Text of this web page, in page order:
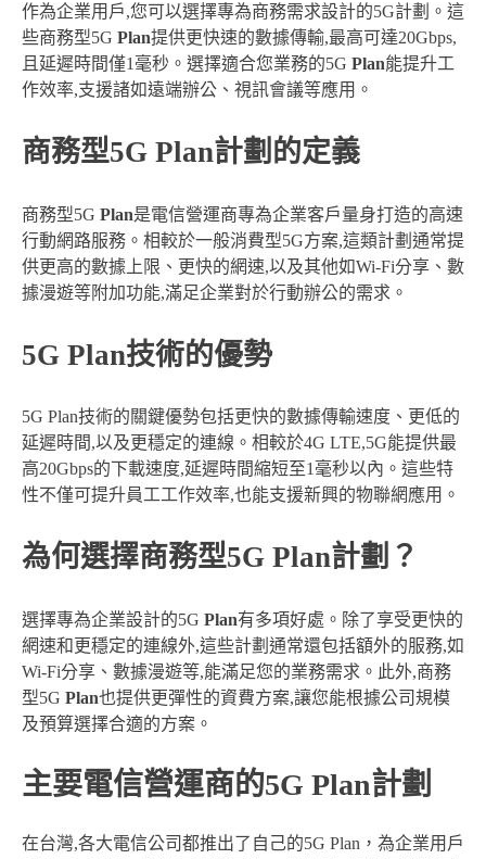
作為企業用戶,您可以選擇專為商務需求設計的5G計劃。這
些商務型5G Plan提供更快速的數據傳輸,最高可達20Gbps,
且延遲時間僅1毫秒。選擇適合您業務的5G Plan能提升工
作效率,支援諸如遠端辦公、視訊會議等應用。
商務型5G Plan計劃的定義
商務型5G Plan是電信營運商專為企業客戶量身打造的高速
行動網路服務。相較於一般消費型5G方案,這類計劃通常提
供更高的數據上限、更快的網速,以及其他如Wi-Fi分享、數
據漫遊等附加功能,滿足企業對於行動辦公的需求。
5G Plan技術的優勢
5G Plan技術的關鍵優勢包括更快的數據傳輸速度、更低的
延遲時間,以及更穩定的連線。相較於4G LTE,5G能提供最
高20Gbps的下載速度,延遲時間縮短至1毫秒以內。這些特
性不僅可提升員工工作效率,也能支援新興的物聯網應用。
為何選擇商務型5G Plan計劃？
選擇專為企業設計的5G Plan有多項好處。除了享受更快的
網速和更穩定的連線外,這些計劃通常還包括額外的服務,如
Wi-Fi分享、數據漫遊等,能滿足您的業務需求。此外,商務
型5G Plan也提供更彈性的資費方案,讓您能根據公司規模
及預算選擇合適的方案。
主要電信營運商的5G Plan計劃
在台灣,各大電信公司都推出了自己的5G Plan，為企業用戶